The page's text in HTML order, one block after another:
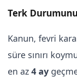
Terk
Kanun, fevri
süre sınırı
en az 4 ay